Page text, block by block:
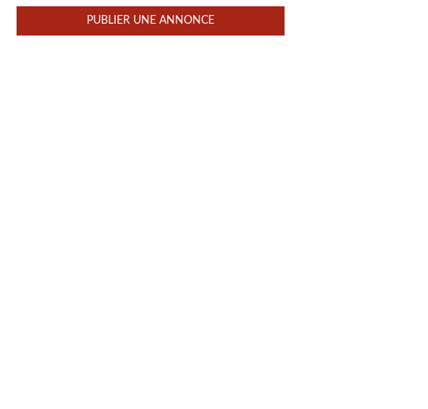
PUBLIER UNE ANNONCE